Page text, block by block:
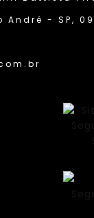
- SP,